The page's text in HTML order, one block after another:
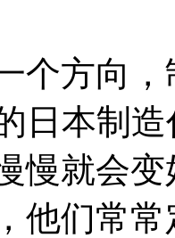
个方向
日本制
慢就会
他们常